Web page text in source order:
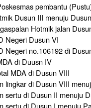
pembantu
Dusun III menuju
Hotmik jalan
Negeri Dusun VI
Negeri no.106192 di
di Duusn IV
MDA di Dusun VIII
lingkar di Dusun VIII
sertu di Dusun II menuju
sertu di Dusun I menuju